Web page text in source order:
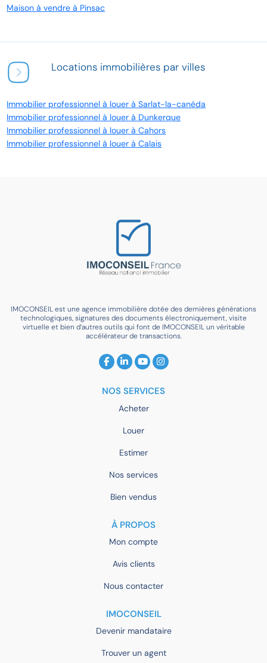
Maison à vendre à Pinsac
Locations immobilières par villes
Immobilier professionnel à louer à Sarlat-la-canéda
Immobilier professionnel à louer à Dunkerque
Immobilier professionnel à louer à Cahors
Immobilier professionnel à louer à Calais
IMOCONSEIL est une agence immobilière dotée des dernières générations
technologiques, signatures des documents électroniquement, visite
virtuelle et bien d’autres outils qui font de IMOCONSEIL un véritable
accélérateur de transactions.
NOS SERVICES
Acheter
Louer
Estimer
Nos services
Bien vendus
À PROPOS
Mon compte
Avis clients
Nous contacter
IMOCONSEIL
Devenir mandataire
Trouver un agent